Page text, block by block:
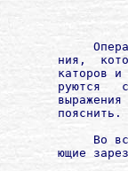
ния,
каторов и
руются
выражения
        пояснить.
Во
ющие